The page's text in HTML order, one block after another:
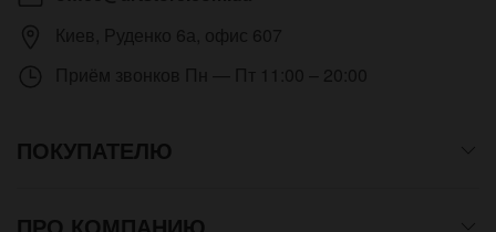
ПОКУПАТЕЛЮ